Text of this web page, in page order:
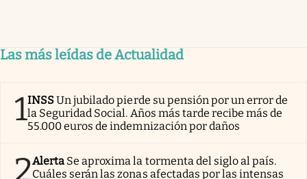
Las más leídas de Actualidad
1INSSUn jubilado pierde su pensión por un error de
la Seguridad Social. Años más tarde recibe más de
55.000 euros de indemnización por daños
2Alerta Se aproxima la tormenta del siglo al país.
Cuáles serán las zonas afectadas por las intensas